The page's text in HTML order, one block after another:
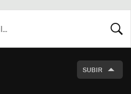
SUBIR